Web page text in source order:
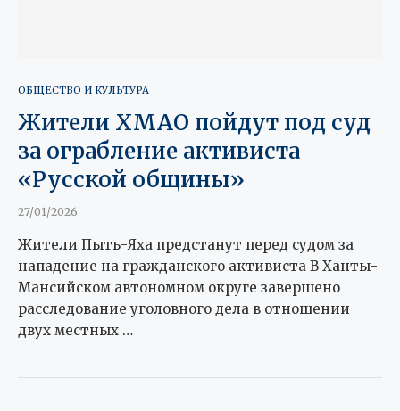
ОБЩЕСТВО И КУЛЬТУРА
Жители ХМАО пойдут под суд
за ограбление активиста
«Русской общины»
27/01/2026
Жители Пыть-Яха предстанут перед судом за
нападение на гражданского активиста В Ханты-
Мансийском автономном округе завершено
расследование уголовного дела в отношении
двух местных …